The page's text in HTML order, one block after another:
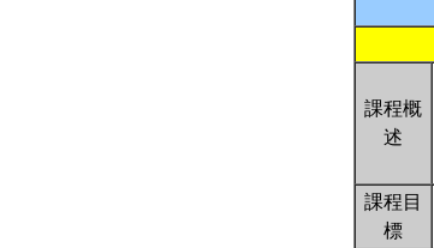
課程概
述
課程目
標